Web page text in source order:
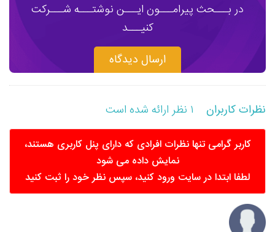
در بـــحث پیرامـــون ایـــن نوشتـــه شـــرکت
کنیـــد
ارسال دیدگاه
نظرات کاربران ۱ نظر ارائه شده است
کاربر گرامی تنها نظرات افرادی که دارای پنل کاربری هستند،
نمایش داده می شود
لطفا ابتدا در سایت ورود کنید، سپس نظر خود را ثبت کنید